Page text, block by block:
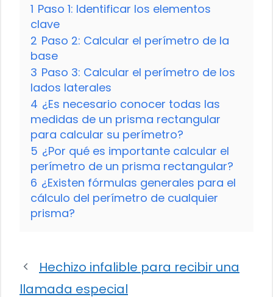
1 Paso 1: Identificar los elementos
clave
2 Paso 2: Calcular el perímetro de la
base
3 Paso 3: Calcular el perímetro de los
lados laterales
4 ¿Es necesario conocer todas las
medidas de un prisma rectangular
para calcular su perímetro?
5 ¿Por qué es importante calcular el
perímetro de un prisma rectangular?
6 ¿Existen fórmulas generales para el
cálculo del perímetro de cualquier
prisma?
Hechizo infalible para recibir una
llamada especial